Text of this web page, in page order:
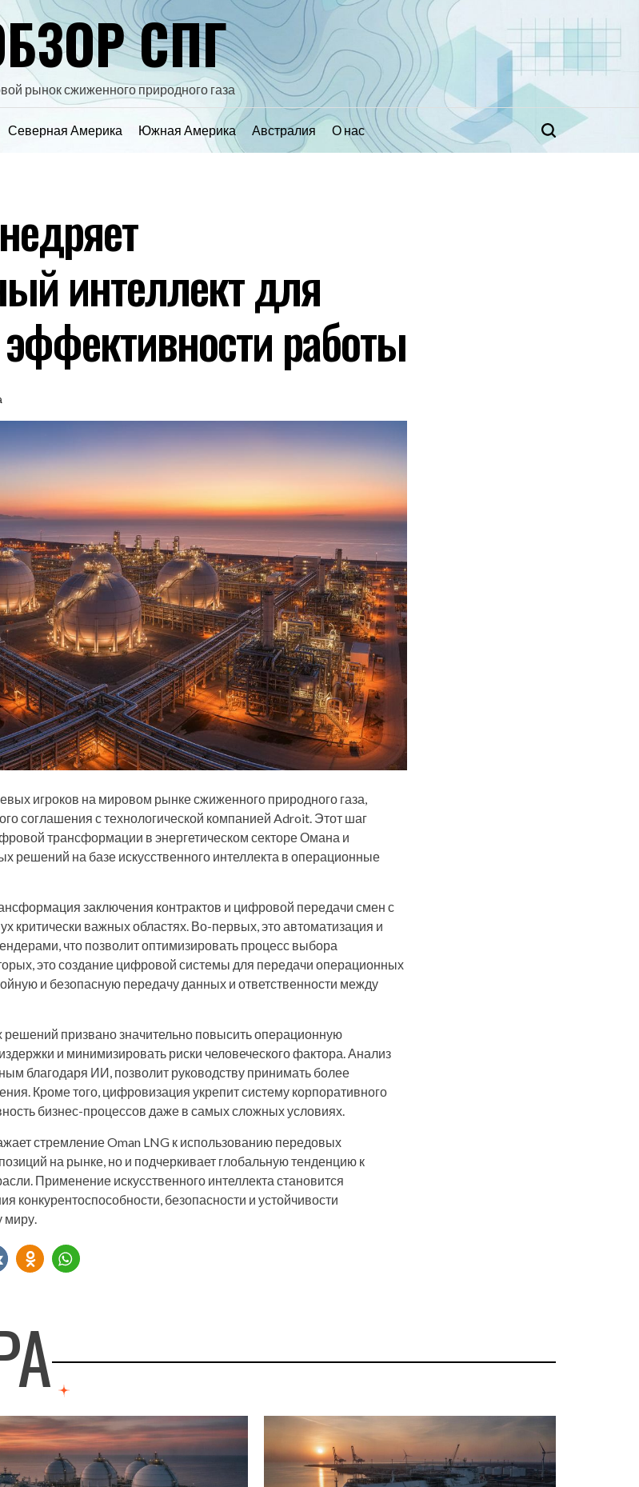
СПГ
рынок сжиженного природного газа
Северная Америка Южная Америка Австралия О нас Поиск
интеллект для
работы
игроков на мировом рынке сжиженного природного газа,
соглашения с технологической компанией Adroit. Этот шаг
трансформации в энергетическом секторе Омана и
решений на базе искусственного интеллекта в операционные
заключения контрактов и цифровой передачи смен с
критически важных областях. Во-первых, это автоматизация и
что позволит оптимизировать процесс выбора
это создание цифровой системы для передачи операционных
и безопасную передачу данных и ответственности между
решений призвано значительно повысить операционную
и минимизировать риски человеческого фактора. Анализ
благодаря ИИ, позволит руководству принимать более
Кроме того, цифровизация укрепит систему корпоративного
бизнес-процессов даже в самых сложных условиях.
стремление Oman LNG к использованию передовых
на рынке, но и подчеркивает глобальную тенденцию к
Применение искусственного интеллекта становится
безопасности и устойчивости
миру.